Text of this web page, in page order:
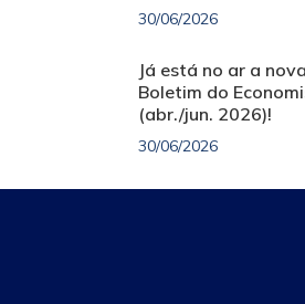
30/06/2026
Já está no ar a
Boletim do
(abr./jun. 2026)!
30/06/2026